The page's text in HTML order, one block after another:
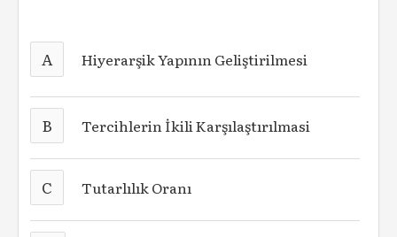
A Hiyerarşik Yapının Geliştirilmesi
B Tercihlerin İkili Karşılaştırılmasi
C Tutarlılık Oranı